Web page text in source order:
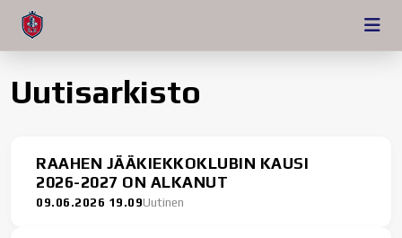
Uutisarkisto
RAAHEN JÄÄKIEKKOKLUBIN KAUSI
2026-2027 ON ALKANUT
09.06.2026 19.09Uutinen